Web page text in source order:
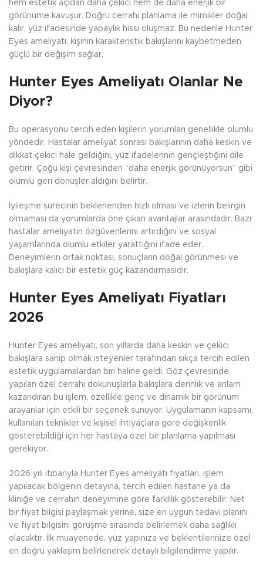
hem estetik açıdan daha çekici hem de daha enerjik bir
görünüme kavuşur. Doğru cerrahi planlama ile mimikler doğal
kalır, yüz ifadesinde yapaylık hissi oluşmaz. Bu nedenle Hunter
Eyes ameliyatı, kişinin karakteristik bakışlarını kaybetmeden
güçlü bir değişim sağlar.
Hunter Eyes Ameliyatı Olanlar Ne
Diyor?
Bu operasyonu tercih eden kişilerin yorumları genellikle olumlu
yöndedir. Hastalar ameliyat sonrası bakışlarının daha keskin ve
dikkat çekici hale geldiğini, yüz ifadelerinin gençleştiğini dile
getirir. Çoğu kişi çevresinden “daha enerjik görünüyorsun” gibi
olumlu geri dönüşler aldığını belirtir.
İyileşme sürecinin beklenenden hızlı olması ve izlerin belirgin
olmaması da yorumlarda öne çıkan avantajlar arasındadır. Bazı
hastalar ameliyatın özgüvenlerini artırdığını ve sosyal
yaşamlarında olumlu etkiler yarattığını ifade eder.
Deneyimlerin ortak noktası, sonuçların doğal görünmesi ve
bakışlara kalıcı bir estetik güç kazandırmasıdır.
Hunter Eyes Ameliyatı Fiyatları
2026
Hunter Eyes ameliyatı, son yıllarda daha keskin ve çekici
bakışlara sahip olmak isteyenler tarafından sıkça tercih edilen
estetik uygulamalardan biri haline geldi. Göz çevresinde
yapılan özel cerrahi dokunuşlarla bakışlara derinlik ve anlam
kazandıran bu işlem, özellikle genç ve dinamik bir görünüm
arayanlar için etkili bir seçenek sunuyor. Uygulamanın kapsamı,
kullanılan teknikler ve kişisel ihtiyaçlara göre değişkenlik
gösterebildiği için her hastaya özel bir planlama yapılması
gerekiyor.
2026 yılı itibarıyla Hunter Eyes ameliyatı fiyatları, işlem
yapılacak bölgenin detayına, tercih edilen hastane ya da
kliniğe ve cerrahın deneyimine göre farklılık gösterebilir. Net
bir fiyat bilgisi paylaşmak yerine, size en uygun tedavi planını
ve fiyat bilgisini görüşme sırasında belirlemek daha sağlıklı
olacaktır. İlk muayenede, yüz yapınıza ve beklentilerinize özel
en doğru yaklaşım belirlenerek detaylı bilgilendirme yapılır.